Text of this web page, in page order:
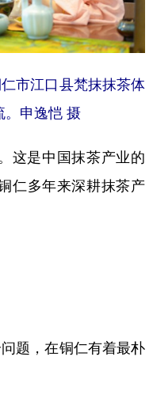
青海 宁夏
黑龙江
市江口县梵抹抹茶体
。申逸恺 摄
是中国抹茶产业的
仁多年来深耕抹茶产
题，在铜仁有着最朴